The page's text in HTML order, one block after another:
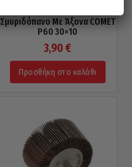
Σμυριδόπανο Με Άξονα COMET
P60 30×10
3,90€
Προσθήκη στο καλάθι